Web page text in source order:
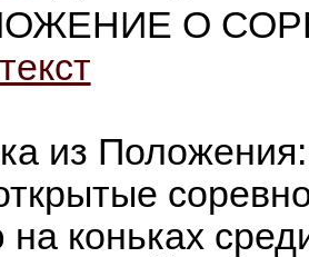
О
из Положения:
на коньках